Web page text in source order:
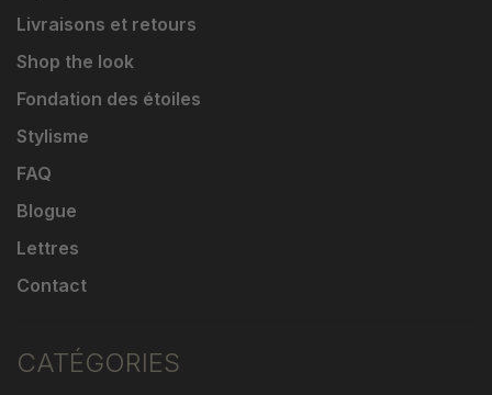
Livraisons et retours
Shop the look
Fondation des étoiles
Stylisme
FAQ
Blogue
Lettres
Contact
CATÉGORIES